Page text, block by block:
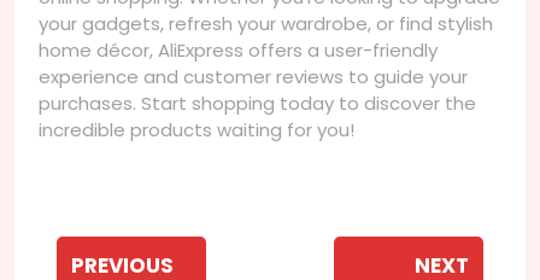
your gadgets, refresh your wardrobe, or find stylish
home décor, AliExpress offers a user-friendly
experience and customer reviews to guide your
purchases. Start shopping today to discover the
incredible products waiting for you!
Navegação
PREVIOUS
NEXT